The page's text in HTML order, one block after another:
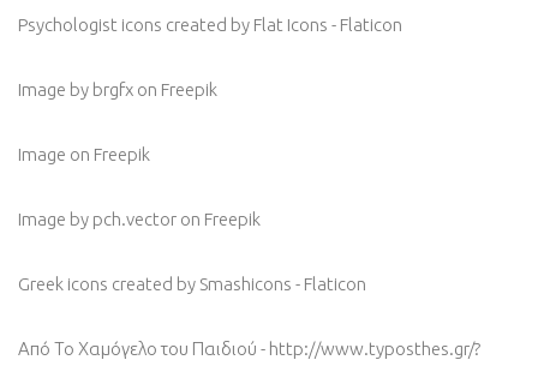
Psychologist icons created by Flat Icons - Flaticon
Image by brgfx on Freepik
Image on Freepik
Image by pch.vector on Freepik
Greek icons created by Smashicons - Flaticon
Από Το Χαμόγελο του Παιδιού - http://www.typosthes.gr/?